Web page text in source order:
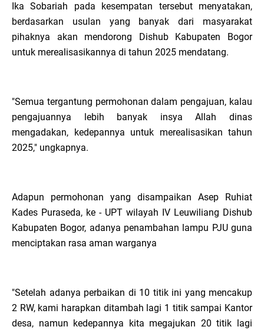
Ika Sobariah pada kesempatan tersebut menyatakan,
berdasarkan usulan yang banyak dari masyarakat
pihaknya akan mendorong Dishub Kabupaten Bogor
untuk merealisasikannya di tahun 2025 mendatang.
"Semua tergantung permohonan dalam pengajuan, kalau
pengajuannya lebih banyak insya Allah dinas
mengadakan, kedepannya untuk merealisasikan tahun
2025," ungkapnya.
Adapun permohonan yang disampaikan Asep Ruhiat
Kades Puraseda, ke - UPT wilayah IV Leuwiliang Dishub
Kabupaten Bogor, adanya penambahan lampu PJU guna
menciptakan rasa aman warganya
"Setelah adanya perbaikan di 10 titik ini yang mencakup
2 RW, kami harapkan ditambah lagi 1 titik sampai Kantor
desa, namun kedepannya kita megajukan 20 titik lagi